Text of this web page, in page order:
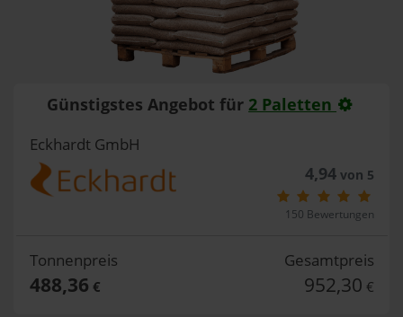
Günstigstes Angebot für 2 Paletten
Eckhardt GmbH
4,94von 5
150 Bewertungen
Tonnenpreis
488,36 €
Gesamtpreis
952,30 €